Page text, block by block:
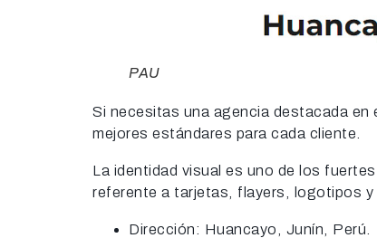
PAU
Si necesitas una agencia destacada
mejores estándares para cada cliente.
La identidad visual es uno de los
referente a tarjetas, flayers, logotipos y
Dirección: Huancayo, Junín, Perú.